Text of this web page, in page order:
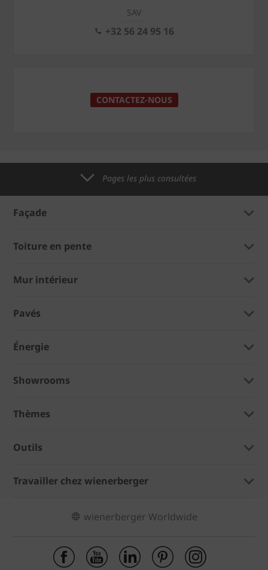
SAV
+32 56 24 95 16
CONTACTEZ-NOUS
Pages les plus consultées
Façade
Toiture en pente
Mur intérieur
Pavés
Énergie
Showrooms
Thèmes
Outils
Travailler chez wienerberger
wienerberger Worldwide